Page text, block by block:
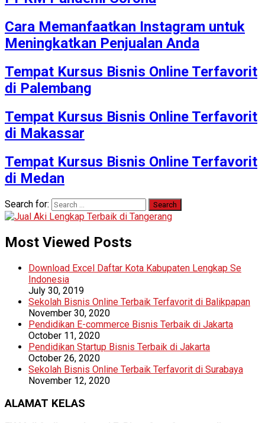
Cara Memanfaatkan Instagram untuk
Meningkatkan Penjualan Anda
Tempat Kursus Bisnis Online Terfavorit
di Palembang
Tempat Kursus Bisnis Online Terfavorit
di Makassar
Tempat Kursus Bisnis Online Terfavorit
di Medan
Search for:
Most Viewed Posts
Download Excel Daftar Kota Kabupaten Lengkap Se
Indonesia
July 30, 2019
Sekolah Bisnis Online Terbaik Terfavorit di Balikpapan
November 30, 2020
Pendidikan E-commerce Bisnis Terbaik di Jakarta
October 11, 2020
Pendidikan Startup Bisnis Terbaik di Jakarta
October 26, 2020
Sekolah Bisnis Online Terbaik Terfavorit di Surabaya
November 12, 2020
ALAMAT KELAS